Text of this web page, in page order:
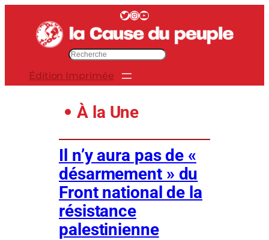
Twitter InstagramYouTube
Édition Imprimée
À la Une
Il n’y aura pas de «
désarmement » du
Front national de la
résistance
palestinienne